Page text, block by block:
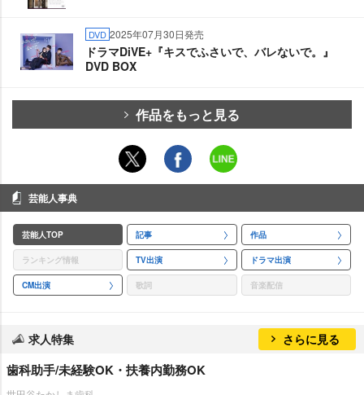
DVD 2025年07月30日発売
ドラマDiVE+『キスでふさいで、バレないで。』
DVD BOX
作品をもっと見る
芸能人事典
芸能人TOP 記事 作品
ランキング情報 TV出演 ドラマ出演
CM出演 歌詞 音楽配信
求人特集 さらに見る
歯科助手/未経験OK・扶養内勤務OK